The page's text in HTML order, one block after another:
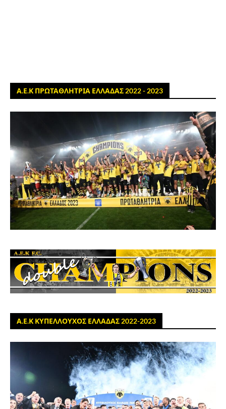
Α.Ε.Κ ΠΡΩΤΑΘΛΗΤΡΙΑ ΕΛΛΑΔΑΣ 2022 - 2023
Α.Ε.Κ ΚΥΠΕΛΛΟΥΧΟΣ ΕΛΛΑΔΑΣ 2022-2023